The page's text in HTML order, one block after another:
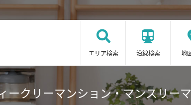
エリア検索 沿線検索 地
ークリーマンション・マンスリー